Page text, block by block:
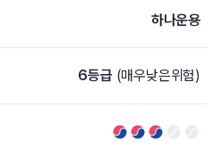
하나운용
6등급 (매우낮은위험)